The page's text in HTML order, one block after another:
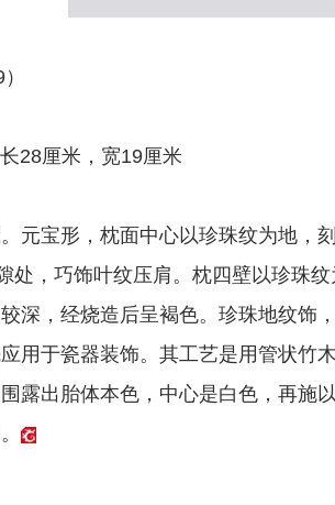
厘米，宽19厘米
宝形，枕面中心以珍珠纹为地，刻
处，巧饰叶纹压肩。枕四壁以珍珠
深，经烧造后呈褐色。珍珠地纹饰
用于瓷器装饰。其工艺是用管状竹
露出胎体本色，中心是白色，再施